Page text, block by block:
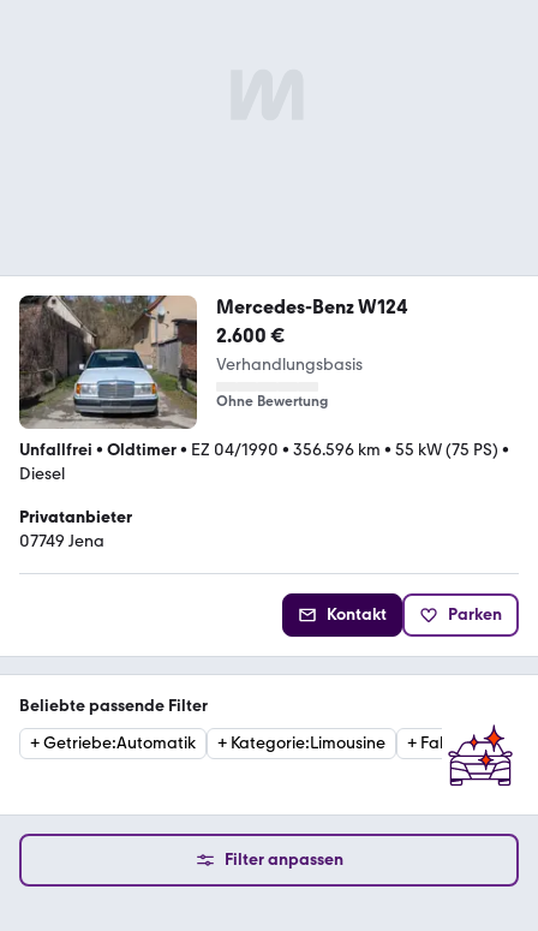
Mercedes-Benz W124
2.600 €
Verhandlungsbasis
Ohne Bewertung
Unfallfrei • Oldtimer• EZ 04/1990 • 356.596 km • 55 kW (75 PS) •
Diesel
Privatanbieter
07749 Jena
Kontakt Parken
Beliebte passende Filter
+Getriebe:Automatik + Kategorie:Limousine +
Filter anpassen